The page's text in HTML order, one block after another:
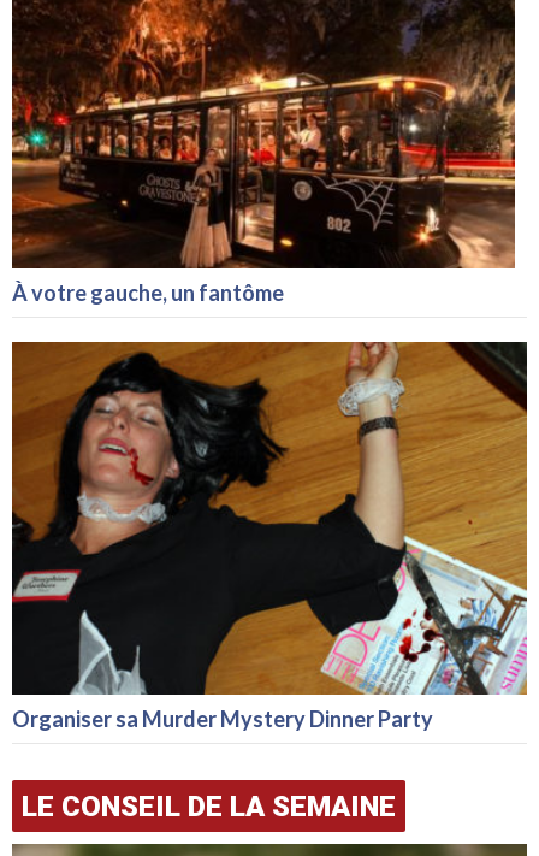
À votre gauche, un fantôme
Organiser sa Murder Mystery Dinner Party
LE CONSEIL DE LA SEMAINE